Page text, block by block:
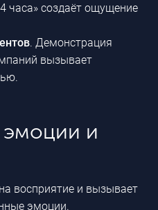
часа» создаёт ощущение
. Демонстрация
вызывает
эмоции и
восприятие и вызывает
эмоции.